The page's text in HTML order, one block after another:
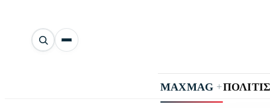
Αναζήτηση
άρθρων
MAXMAG +